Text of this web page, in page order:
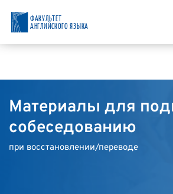
ФАКУЛЬТЕТ
АНГЛИЙСКОГО ЯЗЫКА
Материалы для
собеседованию
при восстановлении/переводе